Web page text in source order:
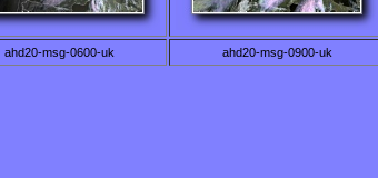
ahd20-msg-0600-uk ahd20-msg-0900-uk